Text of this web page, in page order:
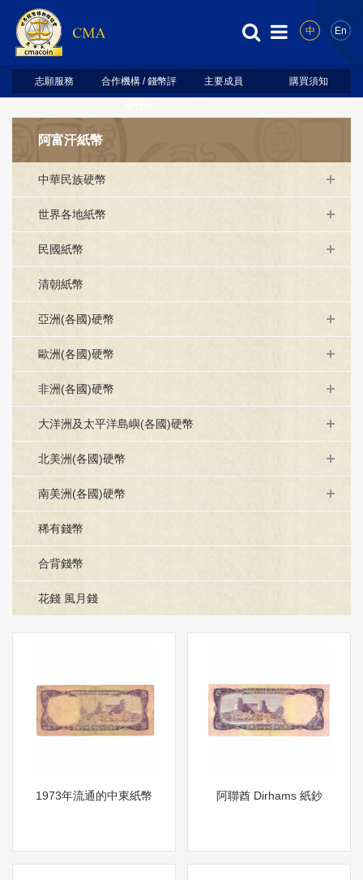
中 En
志願服務 合作機構 / 錢幣評 主要成員 購買須知
阿富汗紙幣
中華民族硬幣
世界各地紙幣
民國紙幣
清朝紙幣
亞洲(各國)硬幣
歐洲(各國)硬幣
非洲(各國)硬幣
大洋洲及太平洋島嶼(各國)硬幣
北美洲(各國)硬幣
南美洲(各國)硬幣
稀有錢幣
合背錢幣
花錢 風月錢
1973年流通的中東紙幣 阿聯酋 Dirhams 紙鈔